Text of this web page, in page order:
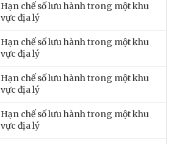
Hạn chế số lưu hành trong một khu
vực địa lý
Hạn chế số lưu hành trong một khu
vực địa lý
Hạn chế số lưu hành trong một khu
vực địa lý
Hạn chế số lưu hành trong một khu
vực địa lý